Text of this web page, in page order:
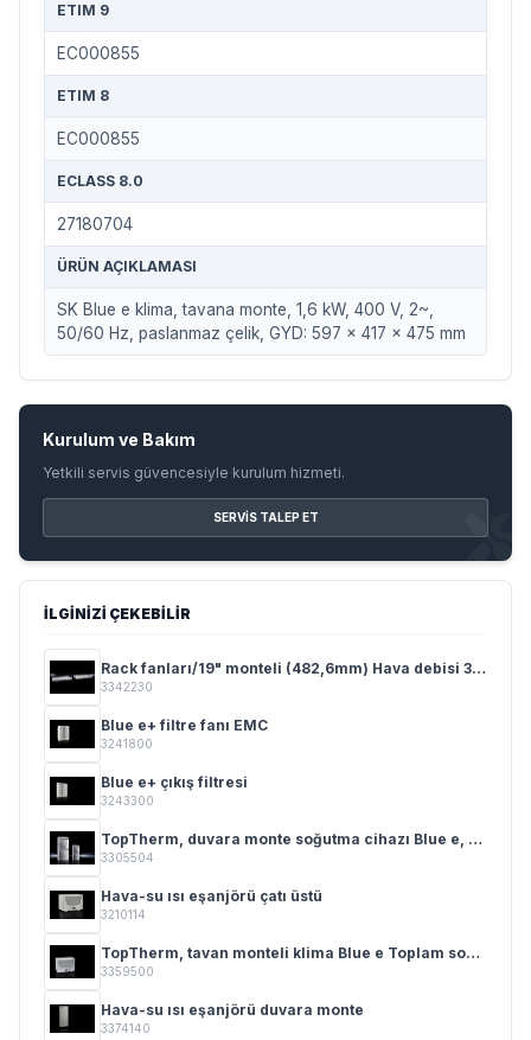
ETIM 9
EC000855
ETIM 8
EC000855
ECLASS 8.0
27180704
ÜRÜN AÇIKLAMASI
SK Blue e klima, tavana monte, 1,6 kW, 400 V, 2~,
50/60 Hz, paslanmaz çelik, GYD: 597 x 417 x 475 mm
Kurulum ve Bakım
Yetkili servis güvencesiyle kurulum hizmeti.
SERVIS TALEP ET
İLGINIZI ÇEKEBILIR
Rack fanları/19" monteli (482,6mm) Hava debisi 320 - 480 m³/h
3342230
Blue e+ filtre fanı EMC
3241800
Blue e+ çıkış filtresi
3243300
TopTherm, duvara monte soğutma cihazı Blue e, NEMA 4X 0,5 - 2,5 kW
3305504
Hava-su ısı eşanjörü çatı üstü
3210114
TopTherm, tavan monteli klima Blue e Toplam soğutma gücü 0,50 - 4,00 kW
3359500
Hava-su ısı eşanjörü duvara monte
3374140